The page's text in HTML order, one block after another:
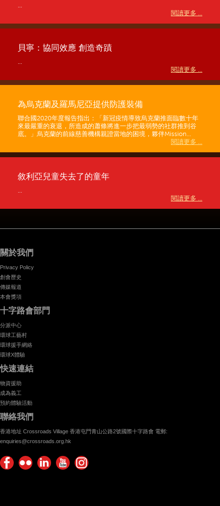
...
閱讀更多 ...
貝寧：協同效應 創造奇蹟
...
閱讀更多 ...
為烏克蘭及羅馬尼亞提供防護裝備
聯合國2020年度報告指出：「新冠疫情導致烏克蘭推面臨數十年
來最嚴重的衰退，所造成的蕭條將進一步把最弱勢的社群推到谷
底。」烏克蘭的前線慈善機構親證當地的困境，夥伴Mission...
閱讀更多 ...
敘利亞兒童失去了的童年
...
閱讀更多 ...
關於我們
Privacy Policy
創會歷史
傳媒報道
本會獎項
十字路會部門
分派中心
環球工藝村
環球援手網絡
環球X體驗
快速連結
物資援助
成為義工
預約體驗活動
聯絡我們
香港地址 Crossroads Village 香港屯門青山公路2號國際十字路會 電郵:
enquiries@crossroads.org.hk